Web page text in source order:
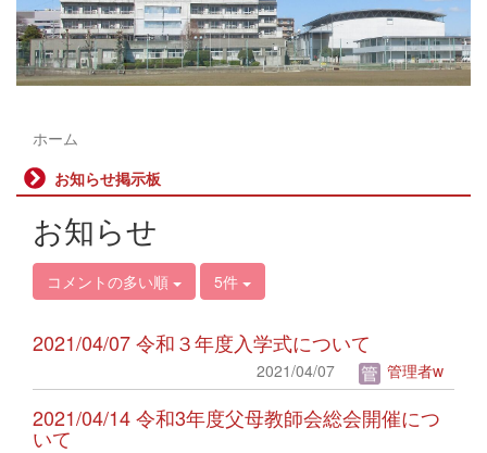
ホーム
お知らせ掲示板
お知らせ
コメントの多い順 5件
2021/04/07 令和３年度入学式について
2021/04/07 管理者w
2021/04/14 令和3年度父母教師会総会開催につ
いて